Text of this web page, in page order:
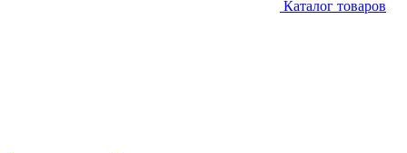
Каталог товаров